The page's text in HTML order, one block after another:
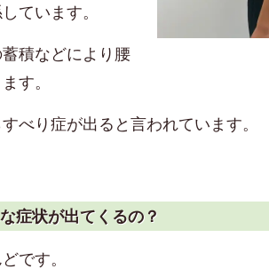
ています。
積などにより腰
す。
べり症が出ると言われています。
症状が出てくるの？
です。